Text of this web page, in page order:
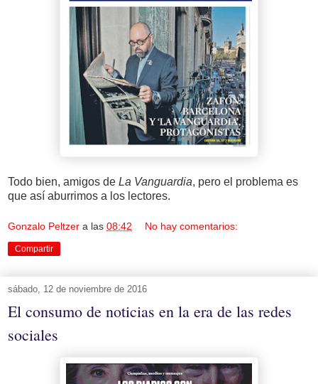
Todo bien, amigos de La Vanguardia, pero el problema es
que así aburrimos a los lectores.
Gonzalo Peltzer a las 08:42 No hay comentarios:
Compartir
sábado, 12 de noviembre de 2016
El consumo de noticias en la era de las redes
sociales